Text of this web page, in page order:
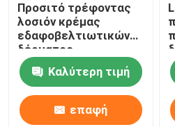
Προσιτό τρέφοντας
λοσιόν κρέμας
εδαφοβελτιωτικών
δέρματος
ασφαλίστρου
εξωτερικής
διαμέτρου αρσενηκού
σπειρώματος για τα
παπούτσια
Καλύτερη τιμή
επαφή